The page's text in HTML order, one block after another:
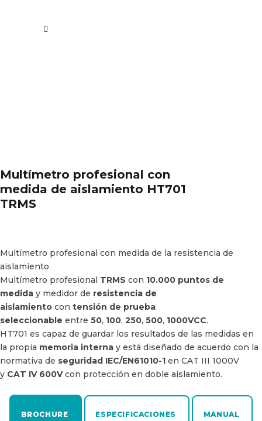
Multímetro profesional con
medida de aislamiento HT701
TRMS
Multímetro profesional con medida de la resistencia de
aislamiento
Multímetro profesional TRMS con 10.000 puntos de
medida y medidor de resistencia de
aislamiento con tensión de prueba
seleccionable entre 50, 100, 250, 500, 1000VCC.
HT701 es capaz de guardar los resultados de las medidas en
la propia memoria interna y está diseñado de acuerdo con la
normativa de seguridad IEC/EN61010-1 en CAT III 1000V
y CAT IV 600Vcon protección en doble aislamiento.
BROCHURE ESPECIFICACIONES MANUAL